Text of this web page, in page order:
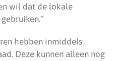
wil dat de lokale
hebben inmiddels
Deze kunnen alleen nog